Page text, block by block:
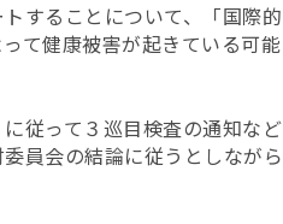
することについて、「国際的
て健康被害が起きている可能
従って３巡目検査の通知など
員会の結論に従うとしながら